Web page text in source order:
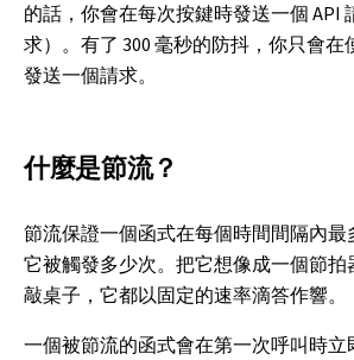
的話，你會在每次按鍵時發送一個 API
求）。有了 300 毫秒的防抖，你只會在
發送一個請求。
什麼是節流？
節流保證一個函式在每個時間間隔內最
它被觸發多少次。把它想像成一個節
敲桌子，它都以固定的速率滴答作響。
一個被節流的函式會在第一次呼叫時立